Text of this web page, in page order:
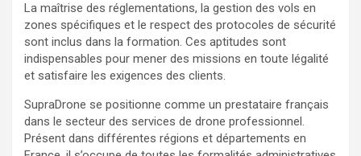
La maîtrise des réglementations, la gestion des vols en
zones spécifiques et le respect des protocoles de sécurité
sont inclus dans la formation. Ces aptitudes sont
indispensables pour mener des missions en toute légalité
et satisfaire les exigences des clients.
SupraDrone se positionne comme un prestataire français
dans le secteur des services de drone professionnel.
Présent dans différentes régions et départements en